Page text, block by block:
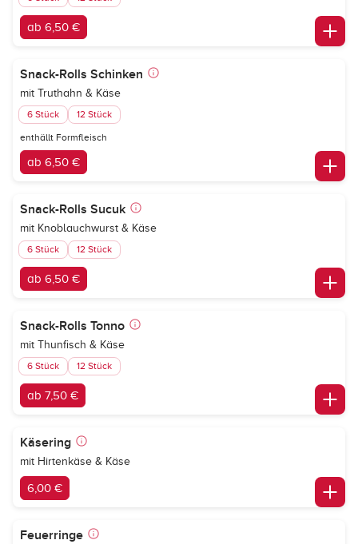
ab 6,50 €
Snack-Rolls Schinken
mit Truthahn & Käse
6 Stück 12 Stück
enthällt Formfleisch
ab 6,50 €
Snack-Rolls Sucuk
mit Knoblauchwurst & Käse
6 Stück 12 Stück
ab 6,50 €
Snack-Rolls Tonno
mit Thunfisch & Käse
6 Stück 12 Stück
ab 7,50 €
Käsering
mit Hirtenkäse & Käse
6,00 €
Feuerringe